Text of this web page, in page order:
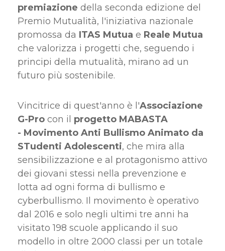
premiazione della seconda edizione del
Premio Mutualità, l'iniziativa nazionale
promossa da ITAS Mutua e Reale Mutua
che valorizza i progetti che, seguendo i
principi della mutualità, mirano ad un
futuro più sostenibile.
Vincitrice di quest'anno è l'Associazione
G-Pro con il progetto MABASTA
- Movimento Anti Bullismo Animato da
STudenti Adolescenti, che mira alla
sensibilizzazione e al protagonismo attivo
dei giovani stessi nella prevenzione e
lotta ad ogni forma di bullismo e
cyberbullismo. Il movimento è operativo
dal 2016 e solo negli ultimi tre anni ha
visitato 198 scuole applicando il suo
modello in oltre 2000 classi per un totale